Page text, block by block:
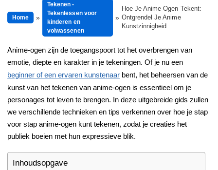
Home
Tekenen -
Tekenlessen voor
kinderen en
volwassenen
Hoe Je Anime Ogen Tekent:
Ontgrendel Je Anime
Kunstzinnigheid
Anime-ogen zijn de toegangspoort tot het overbrengen van
emotie, diepte en karakter in je tekeningen. Of je nu een
beginner of een ervaren kunstenaar bent, het beheersen van de
kunst van het tekenen van anime-ogen is essentieel om je
personages tot leven te brengen. In deze uitgebreide gids zullen
we verschillende technieken en tips verkennen over hoe je stap
voor stap anime-ogen kunt tekenen, zodat je creaties het
publiek boeien met hun expressieve blik.
Inhoudsopgave